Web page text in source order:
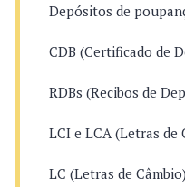
Depósitos de
CDB (Certificado de
RDBs (Recibos de
LCI e LCA (Letras
LC (Letras de